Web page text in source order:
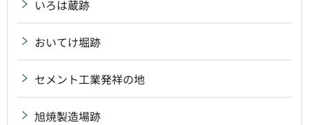
いろは蔵跡
おいてけ堀跡
セメント工業発祥の地
旭焼製造場跡